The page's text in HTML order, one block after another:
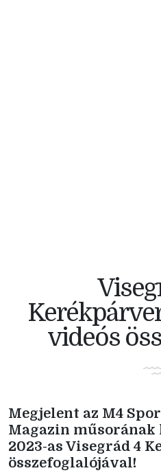
videós
Megjelent az M4
Magazin műsorának
2023-as Visegrád 4
összefoglalójával!